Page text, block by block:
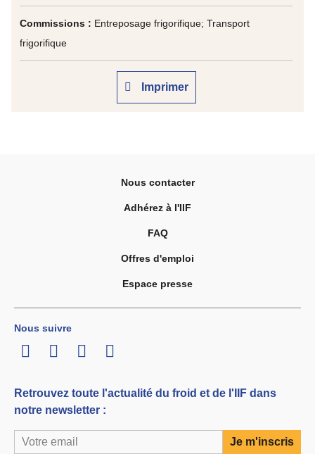
Commissions : Entreposage frigorifique; Transport
frigorifique
Imprimer
Nous contacter
Adhérez à l'IIF
FAQ
Offres d'emploi
Espace presse
Nous suivre
LinkedInTwitterFacebook
Youtube
Retrouvez toute l'actualité du froid et de l'IIF dans
notre newsletter :